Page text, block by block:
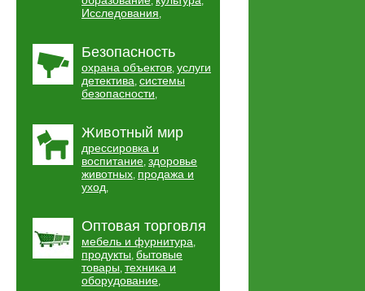
Исследования,
Безопасность
охрана объектов, услуги
детектива, системы
безопасности,
Животный мир
дрессировка и
воспитание, здоровье
животных, продажа и
уход,
Оптовая торговля
мебель и фурнитура,
продукты, бытовые
товары, техника и
оборудование,